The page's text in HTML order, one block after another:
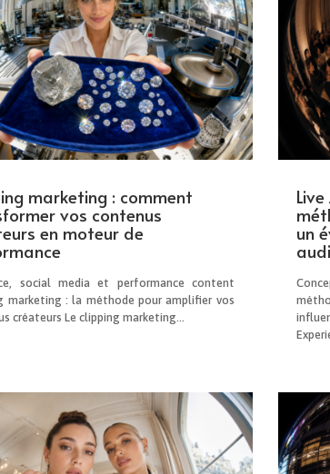
marketing : comment
vos contenus
en moteur de
social media et performance content
marketing : la méthode pour amplifier vos
créateurs Le clipping marketing...
un